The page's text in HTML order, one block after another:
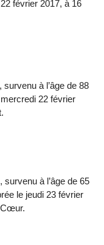
février 2017, à 16
, survenu à l’âge de 88
22 février
, survenu à l’âge de 65
le jeudi 23 février
Cœur.